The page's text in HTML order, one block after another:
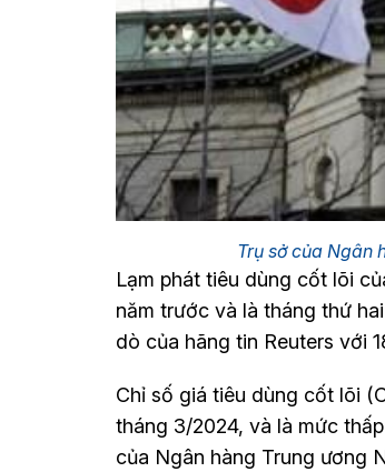
Trụ sở của Ngân
Lạm phát tiêu dùng cốt lõi
năm trước và là tháng thứ
dò của hãng tin Reuters với
Chỉ số giá tiêu dùng cốt lõi
tháng 3/2024, và là mức
của Ngân hàng Trung ương